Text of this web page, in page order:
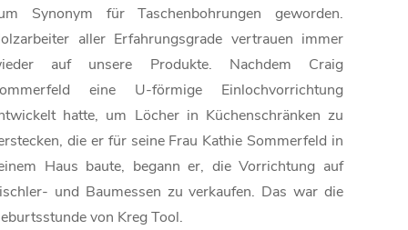
Synonym für Taschenbohrungen geworden.
aller Erfahrungsgrade vertrauen immer
auf unsere Produkte. Nachdem Craig
eine U-förmige Einlochvorrichtung
hatte, um Löcher in Küchenschränken zu
die er für seine Frau Kathie Sommerfeld in
Haus baute, begann er, die Vorrichtung auf
und Baumessen zu verkaufen. Das war die
von Kreg Tool.